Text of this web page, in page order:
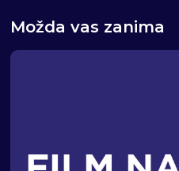
Možda vas zanima